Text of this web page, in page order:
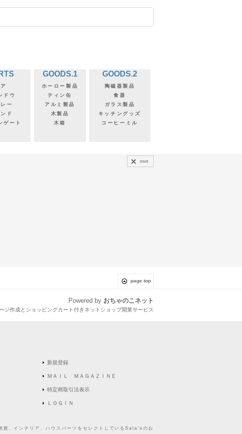
ドウ
ー
ド
ゲート
GOODS.1
ホーロー製品
ティン缶
アルミ製品
木製品
木箱
GOODS.2
陶磁器製品
食器
ガラス製品
キッチングッズ
コーヒーミル
reset
page top
Powered by おちゃのこネット
ジ作成とショッピングカート付きネットショップ開業サービス
新規登録
ＭＡＩＬ ＭＡＧＡＺＩＮＥ
特定商取引法表示
ＬＯＧＩＮ
、インテリア、ハウスパーツをセレクトしているSala'sのお